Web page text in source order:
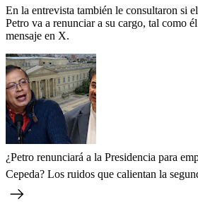
En la entrevista también le consultaron si
Petro va a renunciar a su cargo, tal como
mensaje en X.
¿Petro renunciará a la Presidencia para
Cepeda? Los ruidos que calientan la